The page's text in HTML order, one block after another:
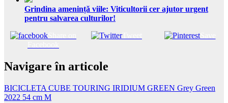
Grindina amenință viile: Viticultorii cer ajutor urgent
pentru salvarea culturilor!
Tweet Save
Navigare în articole
BICICLETA CUBE TOURING IRIDIUM GREEN Grey Green
2022 54 cm M